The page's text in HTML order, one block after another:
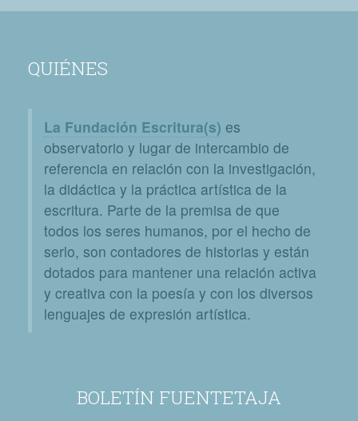
QUIÉNES
La Fundación Escritura(s) es
observatorio y lugar de intercambio de
referencia en relación con la investigación,
la didáctica y la práctica artística de la
escritura. Parte de la premisa de que
todos los seres humanos, por el hecho de
serlo, son contadores de historias y están
dotados para mantener una relación activa
y creativa con la poesía y con los diversos
lenguajes de expresión artística.
BOLETÍN FUENTETAJA